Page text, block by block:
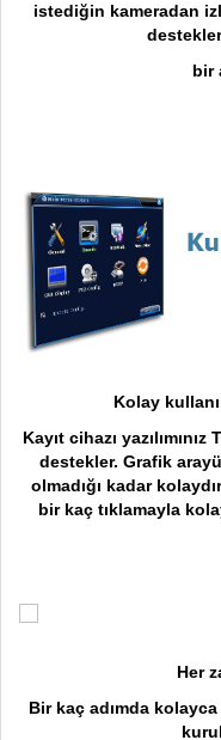
istediğin kameradan
bir
Kolay
Kayıt cihazı
destekler. Grafik
olmadığı kadar
bir kaç tıklamayla
Her
Bir kaç adımda